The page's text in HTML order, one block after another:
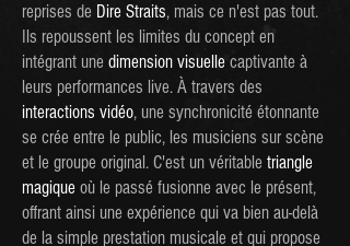
reprises de Dire Straits, mais ce n'est pas tout.
Ils repoussent les limites du concept en
intégrant une dimension visuelle captivante à
leurs performances live. À travers des
interactions vidéo, une synchronicité étonnante
se crée entre le public, les musiciens sur scène
et le groupe original. C'est un véritable triangle
magique où le passé fusionne avec le présent,
offrant ainsi une expérience qui va bien au-delà
de la simple prestation musicale et qui propose